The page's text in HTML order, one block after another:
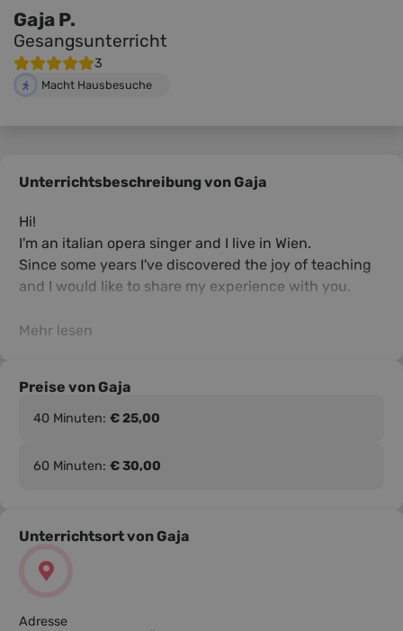
Gaja P.
Gesangsunterricht
3
Macht Hausbesuche
Unterrichtsbeschreibung von Gaja
Hi!
I'm an italian opera singer and I live in Wien.
Since some years I've discovered the joy of teaching
and I would like to share my experience with you.
Mehr lesen
Preise von Gaja
40 Minuten:€ 25,00
60 Minuten:€ 30,00
Unterrichtsort von Gaja
Adresse